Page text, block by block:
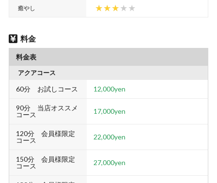
癒やし
料金
料金表
アクアコース
60分 お試しコース 12,000yen
90分 当店オススメ
コース
17,000yen
120分 会員様限定
コース
22,000yen
150分 会員様限定
コース
27,000yen